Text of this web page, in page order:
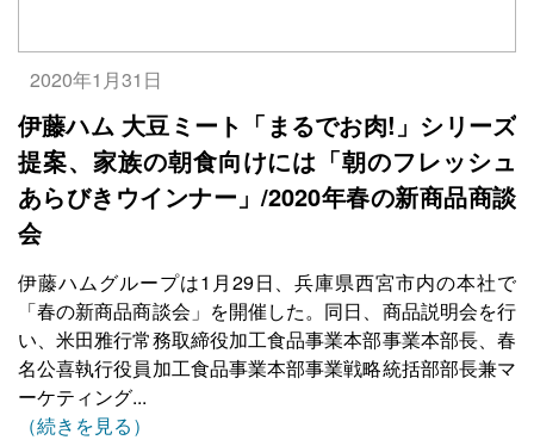
2020年1月31日
伊藤ハム 大豆ミート「まるでお肉!」シリーズ
提案、家族の朝食向けには「朝のフレッシュ
あらびきウインナー」/2020年春の新商品商談
会
伊藤ハムグループは1月29日、兵庫県西宮市内の本社で
「春の新商品商談会」を開催した。同日、商品説明会を行
い、米田雅行常務取締役加工食品事業本部事業本部長、春
名公喜執行役員加工食品事業本部事業戦略統括部部長兼マ
ーケティング...
（続きを見る）